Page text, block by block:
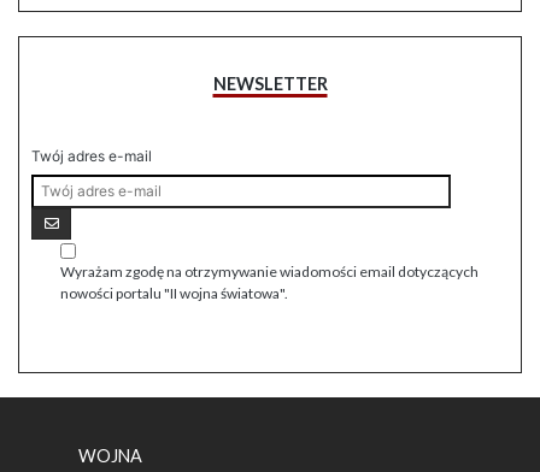
NEWSLETTER
Twój adres e-mail
Wyrażam zgodę na otrzymywanie wiadomości email dotyczących
nowości portalu "II wojna światowa".
WOJNA